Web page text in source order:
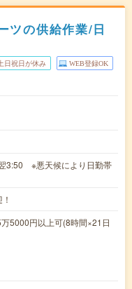
ツの供給作業/日
日祝日が休み WEB登録OK
3:50 ※悪天候により日勤帯
5000円以上可(8時間×21日